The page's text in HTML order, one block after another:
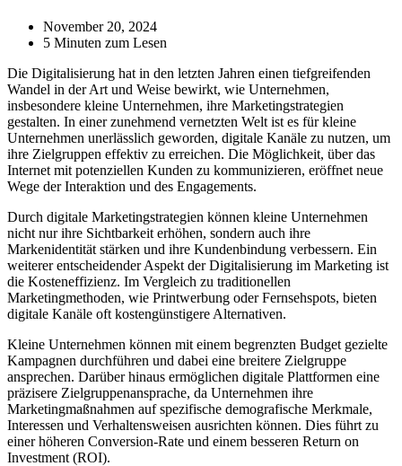
November 20, 2024
5 Minuten zum Lesen
Die Digitalisierung hat in den letzten Jahren einen tiefgreifenden
Wandel in der Art und Weise bewirkt, wie Unternehmen,
insbesondere kleine Unternehmen, ihre Marketingstrategien
gestalten. In einer zunehmend vernetzten Welt ist es für kleine
Unternehmen unerlässlich geworden, digitale Kanäle zu nutzen, um
ihre Zielgruppen effektiv zu erreichen. Die Möglichkeit, über das
Internet mit potenziellen Kunden zu kommunizieren, eröffnet neue
Wege der Interaktion und des Engagements.
Durch digitale Marketingstrategien können kleine Unternehmen
nicht nur ihre Sichtbarkeit erhöhen, sondern auch ihre
Markenidentität stärken und ihre Kundenbindung verbessern. Ein
weiterer entscheidender Aspekt der Digitalisierung im Marketing ist
die Kosteneffizienz. Im Vergleich zu traditionellen
Marketingmethoden, wie Printwerbung oder Fernsehspots, bieten
digitale Kanäle oft kostengünstigere Alternativen.
Kleine Unternehmen können mit einem begrenzten Budget gezielte
Kampagnen durchführen und dabei eine breitere Zielgruppe
ansprechen. Darüber hinaus ermöglichen digitale Plattformen eine
präzisere Zielgruppenansprache, da Unternehmen ihre
Marketingmaßnahmen auf spezifische demografische Merkmale,
Interessen und Verhaltensweisen ausrichten können. Dies führt zu
einer höheren Conversion-Rate und einem besseren Return on
Investment (ROI).